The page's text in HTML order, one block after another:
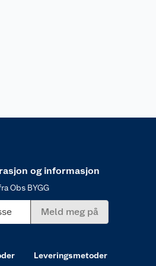
og informasjon
Obs BYGG
Meld meg på
Leveringsmetoder